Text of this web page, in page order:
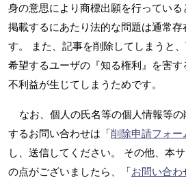
身の意思により商標出願を行ってい
掲載するにあたり法的な問題は通常存
す。 また、記事を削除してしまうと
希望するユーザの『知る権利』を害
不利益が生じてしまうためです。
なお、個人の氏名等の個人情報等
するお問い合わせは「削除申請フォー
し、送信してください。 その他、本
の点がございましたら、「お問い合わ